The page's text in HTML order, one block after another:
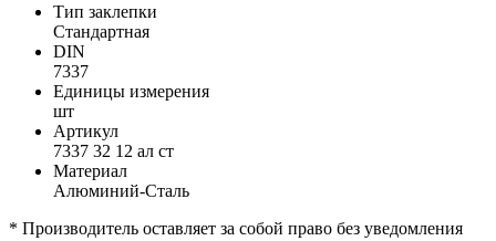
Тип заклепки
Стандартная
DIN
7337
Единицы измерения
шт
Артикул
7337 32 12 ал ст
Материал
Алюминий-Сталь
* Производитель оставляет за собой право без уведомления